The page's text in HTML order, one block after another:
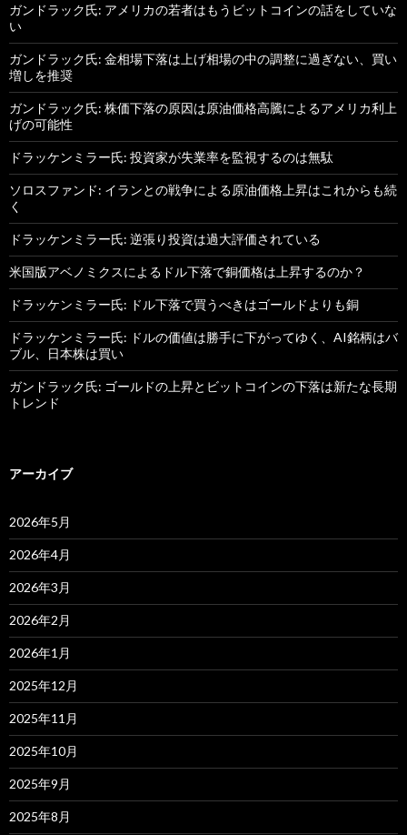
ガンドラック氏: アメリカの若者はもうビットコインの話をしていな
い
ガンドラック氏: 金相場下落は上げ相場の中の調整に過ぎない、買い
増しを推奨
ガンドラック氏: 株価下落の原因は原油価格高騰によるアメリカ利上
げの可能性
ドラッケンミラー氏: 投資家が失業率を監視するのは無駄
ソロスファンド: イランとの戦争による原油価格上昇はこれからも続
く
ドラッケンミラー氏: 逆張り投資は過大評価されている
米国版アベノミクスによるドル下落で銅価格は上昇するのか？
ドラッケンミラー氏: ドル下落で買うべきはゴールドよりも銅
ドラッケンミラー氏: ドルの価値は勝手に下がってゆく、AI銘柄はバ
ブル、日本株は買い
ガンドラック氏: ゴールドの上昇とビットコインの下落は新たな長期
トレンド
アーカイブ
2026年5月
2026年4月
2026年3月
2026年2月
2026年1月
2025年12月
2025年11月
2025年10月
2025年9月
2025年8月